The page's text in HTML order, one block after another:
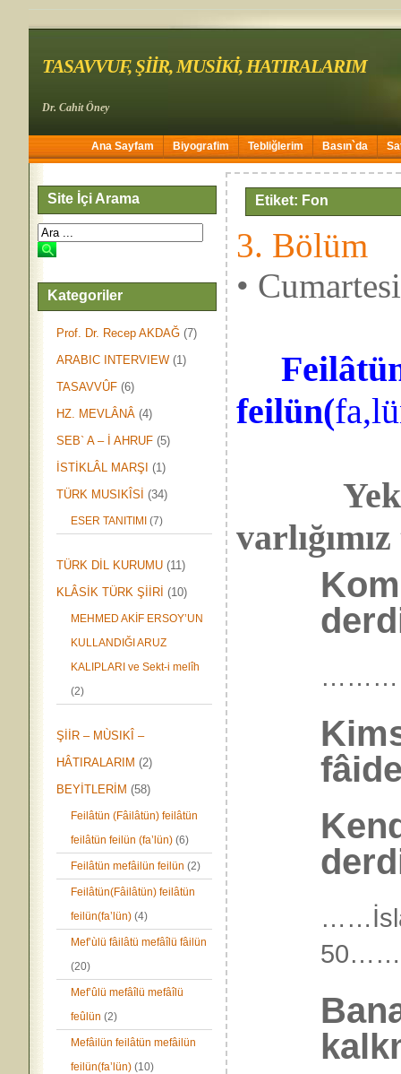
TASAVVUF, ŞİİR, MUSİKİ, HATIRALARIM
Dr. Cahit Öney
Ana Sayfam Biyografim Tebliğlerim Basın`da
Site İçi Arama
Kategoriler
Prof. Dr. Recep AKDAĞ (7)
ARABIC INTERVIEW (1)
TASAVVÛF (6)
HZ. MEVLÂNÂ (4)
SEB` A – İ AHRUF (5)
İSTİKLÂL MARŞI (1)
TÜRK MUSIKÎSİ (34)
ESER TANITIMI (7)
TÜRK DİL KURUMU (11)
KLÂSİK TÜRK ŞİİRİ (10)
MEHMED AKİF ERSOY’UN
KULLANDIĞI ARUZ
KALIPLARI ve Sekt-i melîh
(2)
ŞİİR – MÙSIKÎ –
HÂTIRALARIM (2)
BEYİTLERİM (58)
Feilâtün (Fâilâtün) feilâtün
feilâtün feilün (fa’lün) (6)
Feilâtün mefâilün feilün (2)
Feilâtün(Fâilâtün) feilâtün
feilün(fa’lün) (4)
Mef’ùlü fâilâtü mefâîlü fâilün
(20)
Mef’ûlü mefâîlü mefâîlü
feûlün (2)
Mefâilün feilâtün mefâilün
feilün(fa’lün) (10)
Etiket: Fon
3. Bölüm
•
feilün(
Yek-